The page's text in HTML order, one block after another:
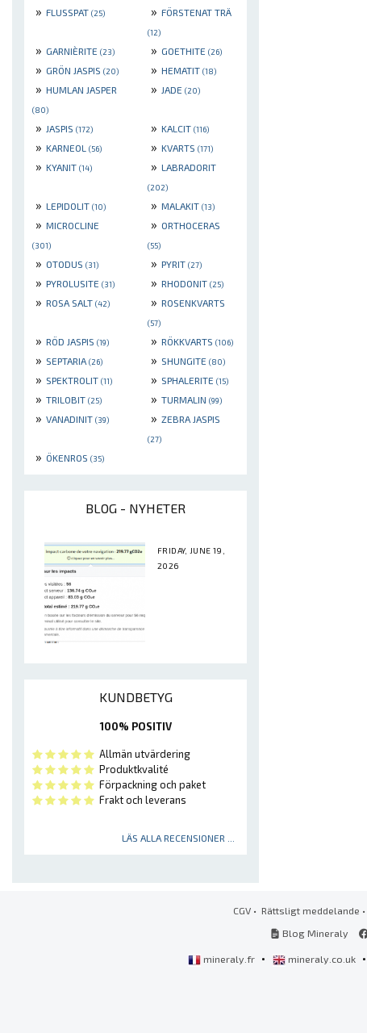
» FLUSSPAT (25) » FÖRSTENAT TRÄ
(12)
» GARNIÈRITE (23) » GOETHITE (26)
» GRÖN JASPIS (20) » HEMATIT (18)
» HUMLAN JASPER
(80)
» JADE (20)
» JASPIS (172) » KALCIT (116)
» KARNEOL (56) » KVARTS (171)
» KYANIT (14) » LABRADORIT
(202)
» LEPIDOLIT (10) » MALAKIT (13)
» MICROCLINE
(301)
» ORTHOCERAS
(55)
» OTODUS (31) » PYRIT (27)
» PYROLUSITE (31) » RHODONIT (25)
» ROSA SALT (42) » ROSENKVARTS
(57)
» RÖD JASPIS (19) » RÖKKVARTS (106)
» SEPTARIA (26) » SHUNGITE (80)
» SPEKTROLIT (11) » SPHALERITE (15)
» TRILOBIT (25) » TURMALIN (99)
» VANADINIT (39) » ZEBRA JASPIS
(27)
» ÖKENROS (35)
BLOG - NYHETER
FRIDAY, JUNE 19,
2026
KUNDBETYG
100% POSITIV
Allmän utvärdering
Produktkvalité
Förpackning och paket
Frakt och leverans
LÄS ALLA RECENSIONER ...
CGV • Rättsligt meddelande •
Blog Mineraly
mineraly.fr • mineraly.co.uk •